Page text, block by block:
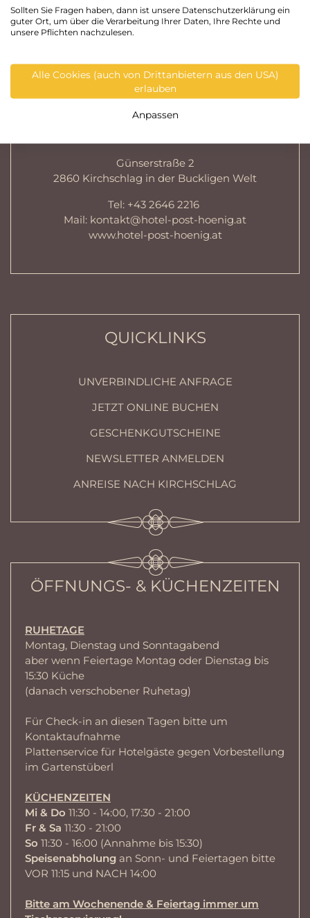
KONTAKT
Günserstraße 2
2860 Kirchschlag in der Buckligen Welt
Tel: +43 2646 2216
Mail: kontakt@hotel-post-hoenig.at
www.hotel-post-hoenig.at
QUICKLINKS
UNVERBINDLICHE ANFRAGE
JETZT ONLINE BUCHEN
GESCHENKGUTSCHEINE
NEWSLETTER ANMELDEN
ANREISE NACH KIRCHSCHLAG
ÖFFNUNGS- & KÜCHENZEITEN
RUHETAGE
Montag, Dienstag und Sonntagabend
aber wenn Feiertage Montag oder Dienstag bis
15:30 Küche
(danach verschobener Ruhetag)
Für Check-in an diesen Tagen bitte um
Kontaktaufnahme
Plattenservice für Hotelgäste gegen Vorbestellung
im Gartenstüberl
KÜCHENZEITEN
Mi & Do 11:30 - 14:00, 17:30 - 21:00
Fr & Sa 11:30 - 21:00
So 11:30 - 16:00 (Annahme bis 15:30)
Speisenabholung an Sonn- und Feiertagen bitte
VOR 11:15 und NACH 14:00
Bitte am Wochenende & Feiertag immer um
Sollten Sie Fragen haben, dann ist unsere Datenschutzerklärung ein
guter Ort, um über die Verarbeitung Ihrer Daten, Ihre Rechte und
unsere Pflichten nachzulesen.
Alle Cookies (auch von Drittanbietern aus den USA)
erlauben
Anpassen